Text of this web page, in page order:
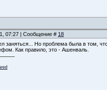
07:27 | Сообщение # 18
заняться... Но проблема была в том,
Как правило, это - Ашенваль.